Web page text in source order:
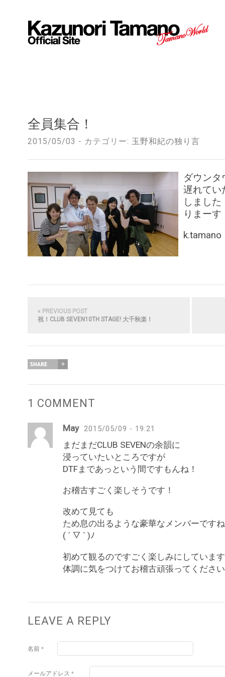
全員集合！
2015/05/03 - カテゴリー: 玉野和紀の独り言
ダウンタ
遅れてい
しまし
りまーす
k.tamano
« PREVIOUS POST
祝！CLUB SEVEN10TH STAGE! 大千秋楽！
1 COMMENT
May 2015/05/09 - 19:21
まだまだCLUB SEVENの余韻に
浸っていたいところですが
DTFまであっという間ですもんね！
お稽古すごく楽しそうです！
改めて見ても
ため息の出るような豪華なメンバーですね
( ´ ▽ ` )ﾉ
初めて観るのですごく楽しみにしていま
体調に気をつけてお稽古頑張ってくださ
LEAVE A REPLY
名前 *
メールアドレス *